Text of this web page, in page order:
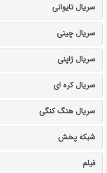
سریال تایوانی
سریال چینی
سریال ژاپنی
سریال کره ای
سریال هنگ کنگی
شبکه پخش
فیلم